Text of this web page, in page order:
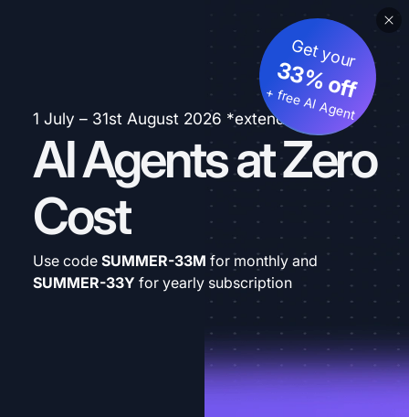
1 July – 31st August 2026 *extended
AI Agents at Zero
Cost
Get your
33% off
+ free AI Agent
Use code SUMMER-33M for monthly and
SUMMER-33Y for yearly subscription